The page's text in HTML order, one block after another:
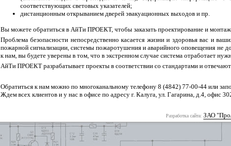
соответствующих световых указателей;
дистанционным открыванием дверей эвакуационных выходов и пр.
Вы можете обратиться в АйТи ПРОЕКТ, чтобы заказать проектирование и
Проблема безопасности непосредственно касается жизни и здоровья вас и
пожарной сигнализации, системы пожаротушения и аварийного оповещения не
к нам, вы будете уверены в том, что в экстренном случае система отработает
АйТи ПРОЕКТ разрабатывает проекты в соответствии со стандартами и
Обратиться к нам можно по многоканальному телефону 8 (4842) 77-00-44 или
Ждем всех клиентов и у нас в офисе по адресу г. Калуга, ул. Гагарина, д.4, офис
Разработка сайта: ЗАО